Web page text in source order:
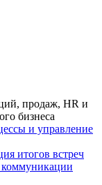
продаж, HR и
бизнеса
и управление
итогов встреч